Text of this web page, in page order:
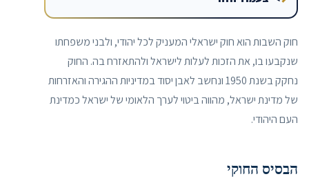
חוק השבות הוא חוק ישראלי המעניק לכל יהודי, ולבני משפחתו
שנקבעו בו, את הזכות לעלות לישראל ולהתאזרח בה. החוק
נחקק בשנת 1950 ונחשב לאבן יסוד במדיניות ההגירה והאזרחות
של מדינת ישראל, מהווה ביטוי לערך הלאומי של ישראל כמדינת
העם היהודי.
הבסיס החוקי